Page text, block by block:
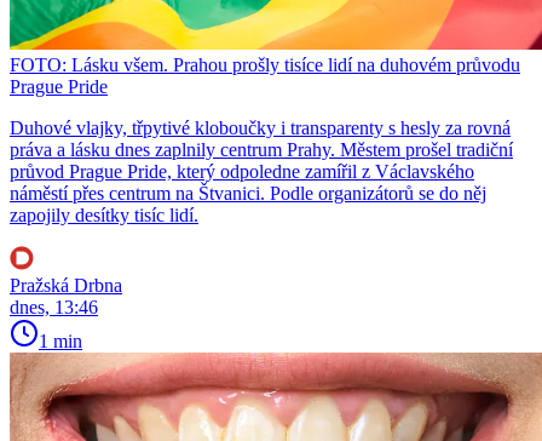
FOTO: Lásku všem. Prahou prošly tisíce lidí na duhovém průvodu
Prague Pride
Duhové vlajky, třpytivé kloboučky i transparenty s hesly za rovná
práva a lásku dnes zaplnily centrum Prahy. Městem prošel tradiční
průvod Prague Pride, který odpoledne zamířil z Václavského
náměstí přes centrum na Štvanici. Podle organizátorů se do něj
zapojily desítky tisíc lidí.
Pražská Drbna
dnes, 13:46
1 min